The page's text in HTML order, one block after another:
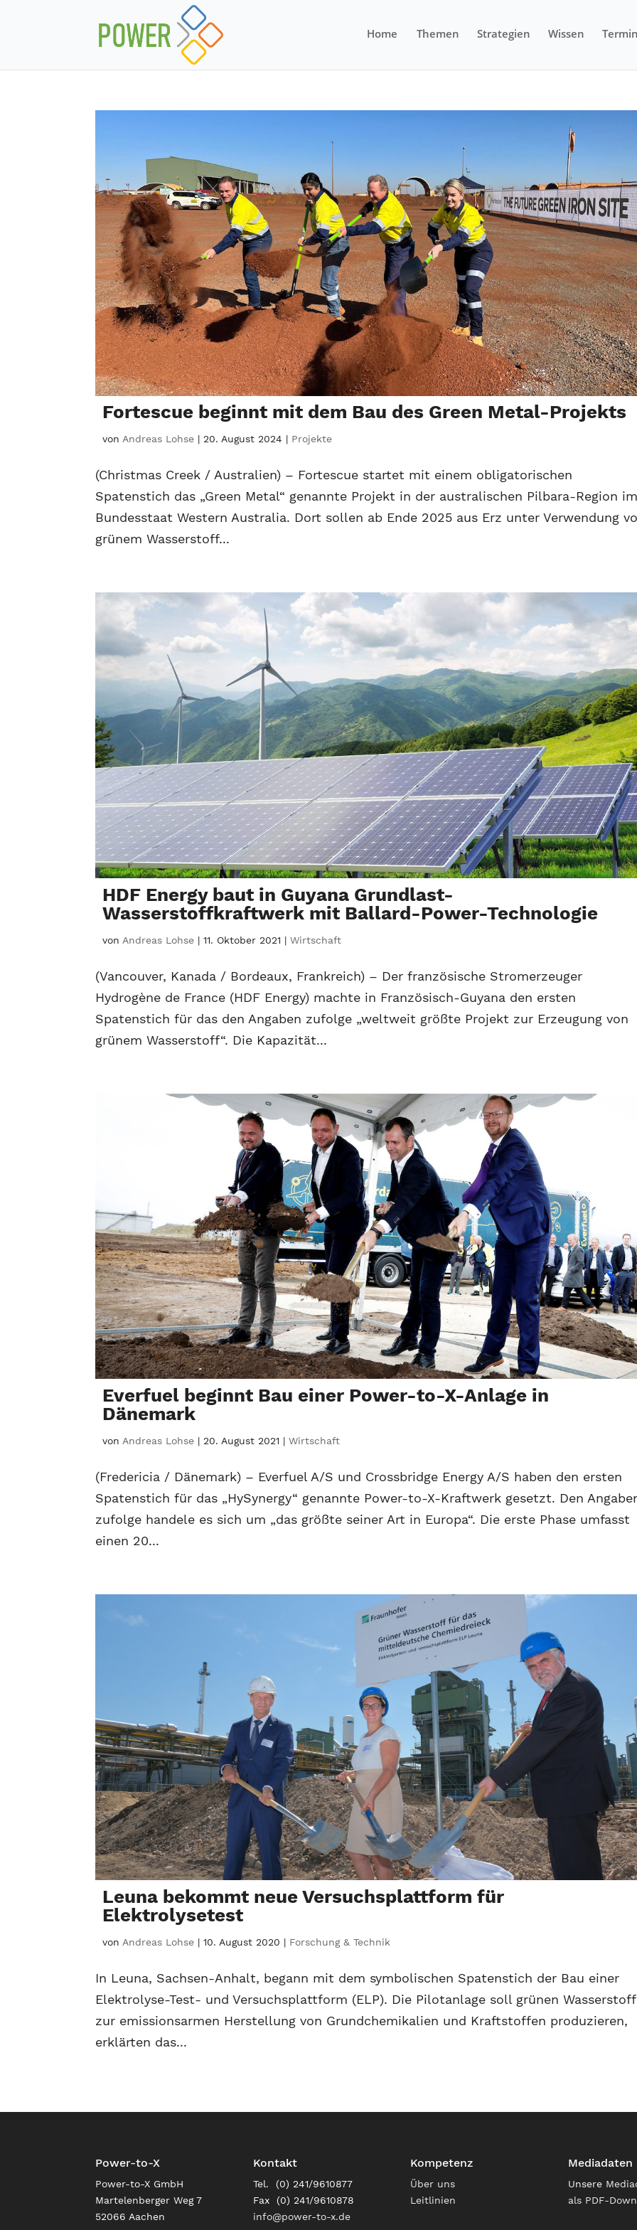
Home Themen Strategien Wissen
Fortescue beginnt mit dem Bau des Green Metal-Projekts
vonAndreas Lohse |20. August 2024 | Projekte
(Christmas Creek / Australien) – Fortescue startet mit einem obligatorischen
Spatenstich das „Green Metal“ genannte Projekt in der australischen Pilbara-Region
Bundesstaat Western Australia. Dort sollen ab Ende 2025 aus Erz unter Verwendung
grünem Wasserstoff...
HDF Energy baut in Guyana Grundlast-
Wasserstoffkraftwerk mit Ballard-Power-Technologie
von Andreas Lohse |11. Oktober 2021 |Wirtschaft
(Vancouver, Kanada / Bordeaux, Frankreich) – Der französische Stromerzeuger
Hydrogène de France (HDF Energy) machte in Französisch-Guyana den ersten
Spatenstich für das den Angaben zufolge „weltweit größte Projekt zur Erzeugung von
grünem Wasserstoff“. Die Kapazität...
Everfuel beginnt Bau einer Power-to-X-Anlage in
Dänemark
vonAndreas Lohse |20. August 2021 |Wirtschaft
(Fredericia / Dänemark) – Everfuel A/S und Crossbridge Energy A/S haben den ersten
Spatenstich für das „HySynergy“ genannte Power-to-X-Kraftwerk gesetzt. Den
zufolge handele es sich um „das größte seiner Art in Europa“. Die erste Phase umfasst
einen 20...
Leuna bekommt neue Versuchsplattform für
Elektrolysetest
von Andreas Lohse |10. August 2020 | Forschung & Technik
In Leuna, Sachsen-Anhalt, begann mit dem symbolischen Spatenstich der Bau einer
Elektrolyse-Test- und Versuchsplattform (ELP). Die Pilotanlage soll grünen Wasserstoff
zur emissionsarmen Herstellung von Grundchemikalien und Kraftstoffen produzieren,
erklärten das...
Power-to-X
Power-to-X GmbH
Martelenberger Weg 7
52066 Aachen
Kontakt
Tel. (0) 241/9610877
Fax (0) 241/9610878
info@power-to-x.de
Kompetenz
Über uns
Leitlinien
Mediadaten
Unsere
als PDF-